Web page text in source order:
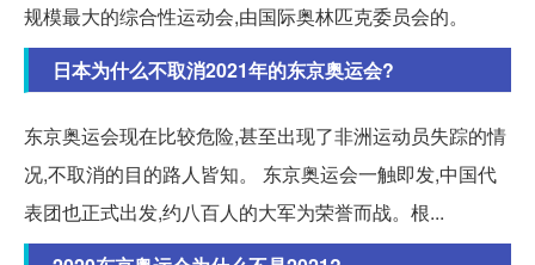
规模最大的综合性运动会,由国际奥林匹克委员会的。
日本为什么不取消2021年的东京奥运会?
东京奥运会现在比较危险,甚至出现了非洲运动员失踪的情
况,不取消的目的路人皆知。 东京奥运会一触即发,中国代
表团也正式出发,约八百人的大军为荣誉而战。根...